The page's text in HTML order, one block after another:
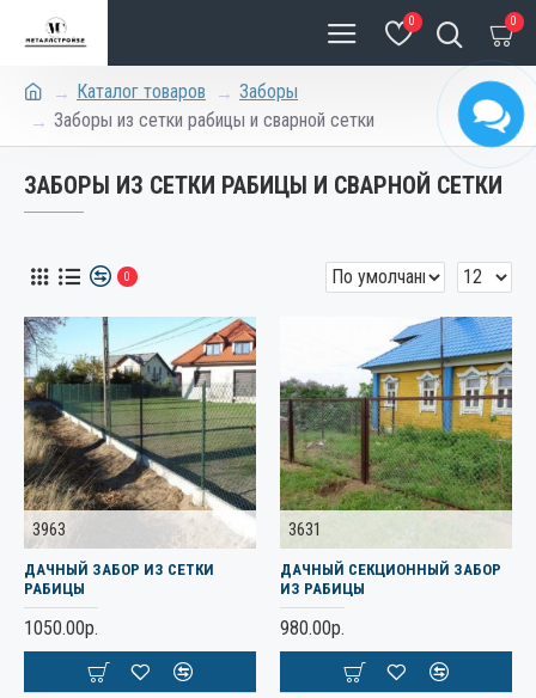
0 0
Каталог товаров
Заборы
Заборы из сетки рабицы и сварной сетки
ЗАБОРЫ ИЗ СЕТКИ РАБИЦЫ И СВАРНОЙ СЕТКИ
0
3963
ДАЧНЫЙ ЗАБОР ИЗ СЕТКИ
РАБИЦЫ
1050.00р.
3631
ДАЧНЫЙ СЕКЦИОННЫЙ ЗАБОР
ИЗ РАБИЦЫ
980.00р.